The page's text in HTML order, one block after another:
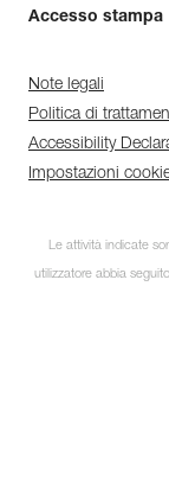
Accesso stampa
Note legali
Politica di
Accessibility
Impostazioni
Le attività indicate
utilizzatore abbia